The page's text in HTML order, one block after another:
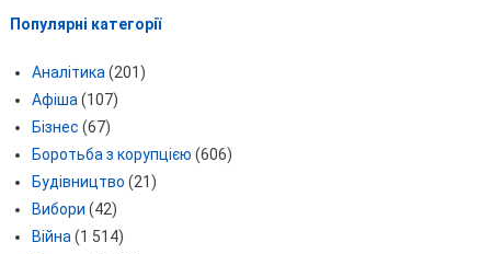
Популярні категорії
Аналітика (201)
Афіша (107)
Бізнес (67)
Боротьба з корупцією (606)
Будівництво (21)
Вибори (42)
Війна (1 514)